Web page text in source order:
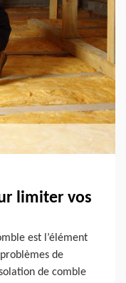
limiter vos
est l’élément
de
de comble